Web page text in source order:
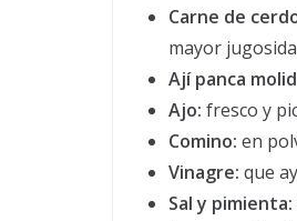
Carne de
mayor
Ají panca
Ajo: fresco y
Comino: en
Vinagre: que
Sal y pimienta: